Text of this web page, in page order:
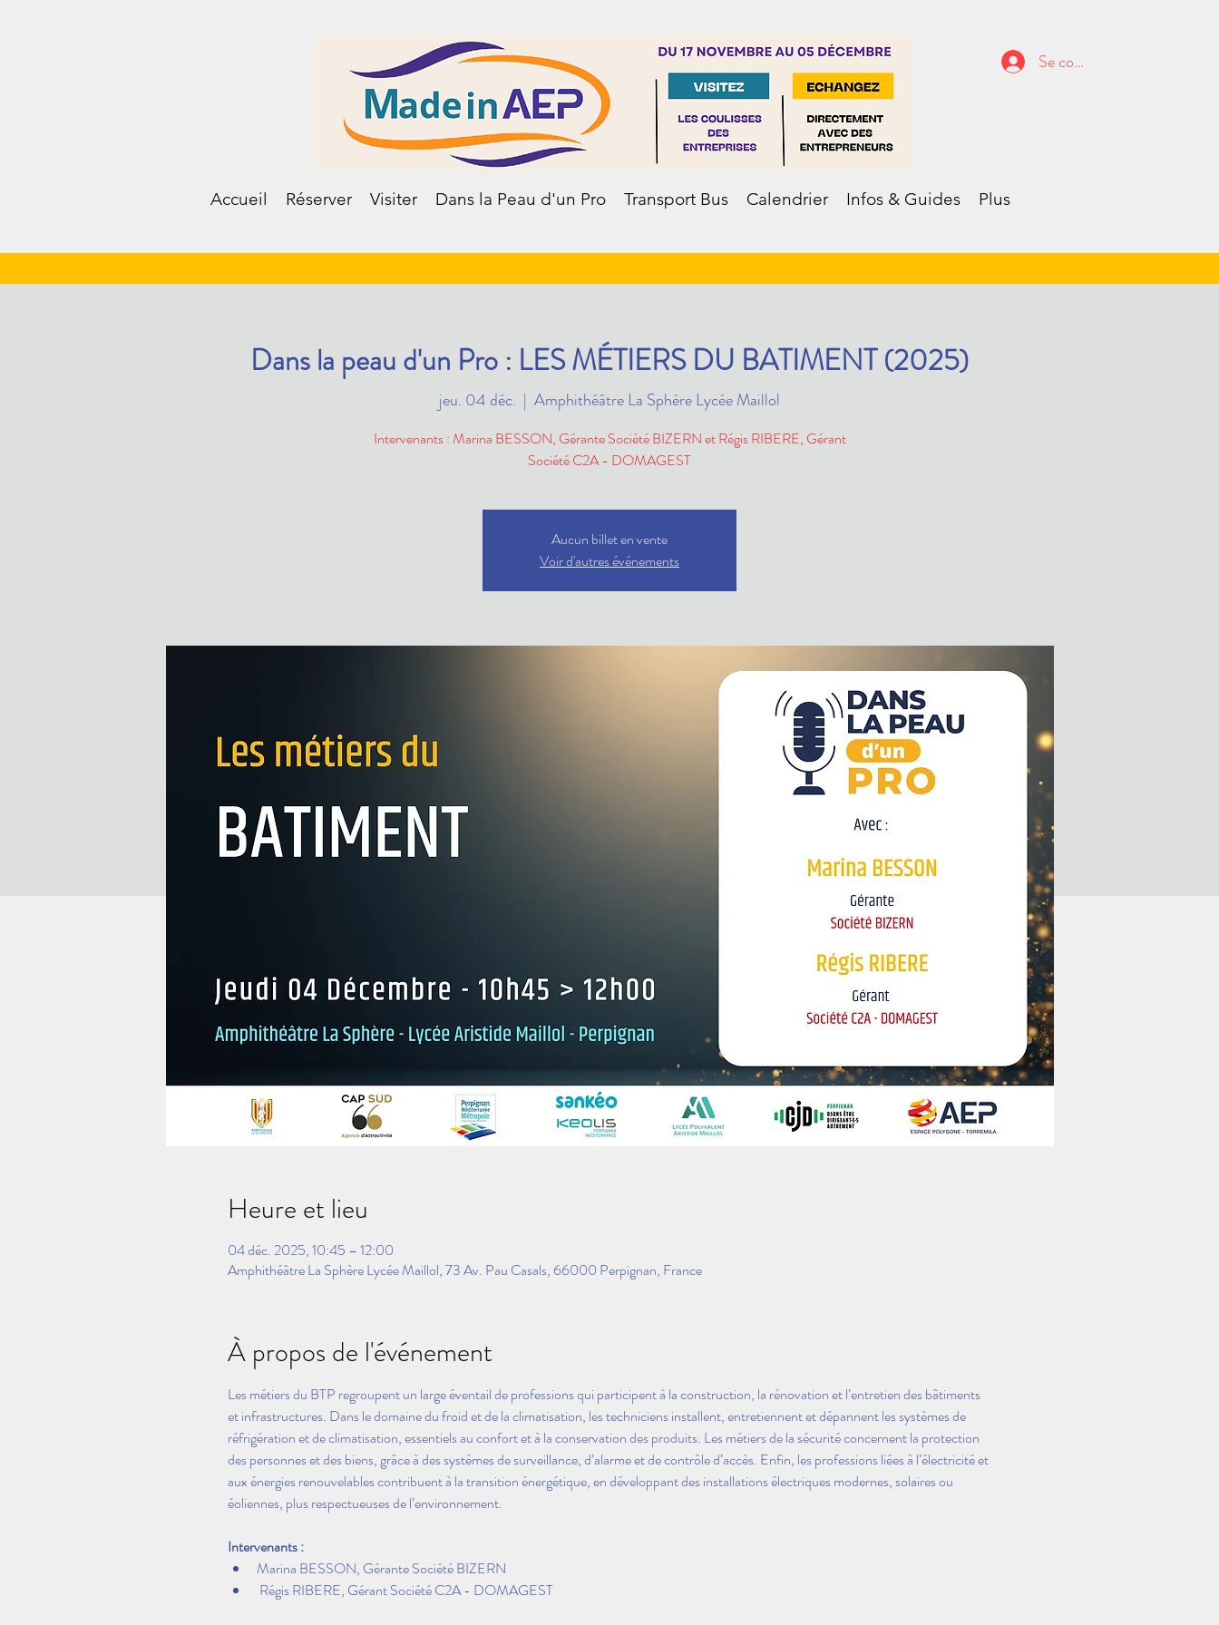
Se connecter
Accueil Réserver Visiter Dans la Peau d'un Pro Transport Bus Calendrier Infos & Guides Plus
Dans la peau d'un Pro : LES MÉTIERS DU BATIMENT (2025)
jeu. 04 déc.
  |
Amphithéâtre La Sphère Lycée Maillol
Intervenants : Marina BESSON, Gérante Société BIZERN et Régis RIBERE, Gérant
Société C2A - DOMAGEST
Aucun billet en vente
Voir d'autres événements
Heure et lieu
04 déc. 2025, 10:45 – 12:00
Amphithéâtre La Sphère Lycée Maillol, 73 Av. Pau Casals, 66000 Perpignan, France
À propos de l'événement
Les métiers du BTP regroupent un large éventail de professions qui participent à la construction, la rénovation et l’entretien des bâtiments
et infrastructures. Dans le domaine du froid et de la climatisation, les techniciens installent, entretiennent et dépannent les systèmes de
réfrigération et de climatisation, essentiels au confort et à la conservation des produits. Les métiers de la sécurité concernent la protection
des personnes et des biens, grâce à des systèmes de surveillance, d’alarme et de contrôle d’accès. Enfin, les professions liées à l’électricité et
aux énergies renouvelables contribuent à la transition énergétique, en développant des installations électriques modernes, solaires ou
éoliennes, plus respectueuses de l’environnement.
Intervenants :
Marina BESSON, Gérante Société BIZERN
Régis RIBERE, Gérant Société C2A - DOMAGEST